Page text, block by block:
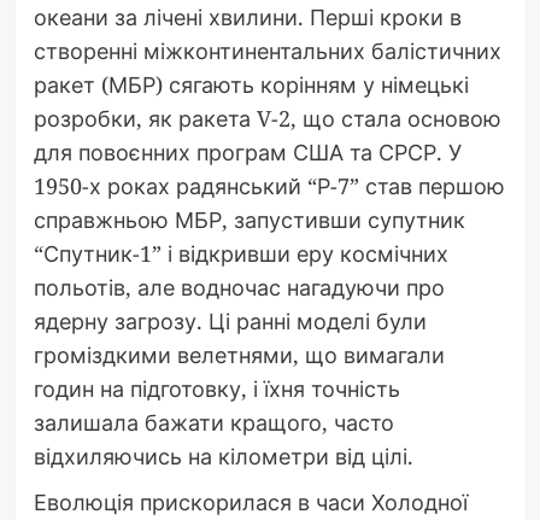
океани за лічені хвилини. Перші кроки в
створенні міжконтинентальних балістичних
ракет (МБР) сягають корінням у німецькі
розробки, як ракета V-2, що стала основою
для повоєнних програм США та СРСР. У
1950-х роках радянський “Р-7” став першою
справжньою МБР, запустивши супутник
“Спутник-1” і відкривши еру космічних
польотів, але водночас нагадуючи про
ядерну загрозу. Ці ранні моделі були
громіздкими велетнями, що вимагали
годин на підготовку, і їхня точність
залишала бажати кращого, часто
відхиляючись на кілометри від цілі.
Еволюція прискорилася в часи Холодної